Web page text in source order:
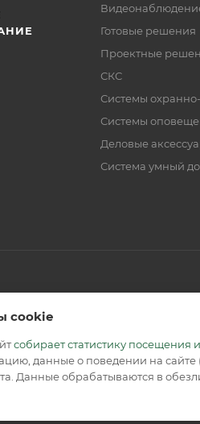
Готовые решения
Проектные
СКС
Системы
Системы
Деловые
Система умный
Ваше внимание на то, что вся
РФ.
cookie
собирает статистику посещения
данные о поведении на
Данные обрабатываются в